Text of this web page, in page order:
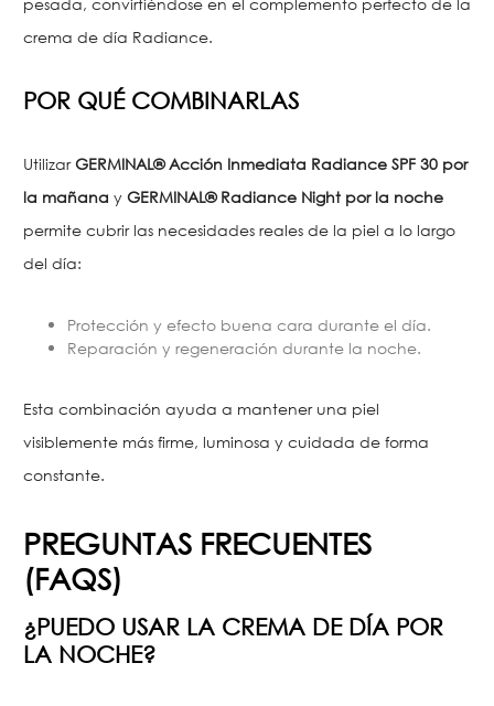
crema de día Radiance.
POR QUÉ COMBINARLAS
UtilizarGERMINAL® Acción Inmediata Radiance SPF 30 por
la mañana y GERMINAL® Radiance Night por la noche
permite cubrir las necesidades reales de la piel a lo largo
del día:
Protección y efecto buena cara durante el día.
Reparación y regeneración durante la noche.
Esta combinación ayuda a mantener una piel
visiblemente más firme, luminosa y cuidada de forma
constante.
PREGUNTAS FRECUENTES
(FAQS)
¿PUEDO USAR LA CREMA DE DÍA POR
LA NOCHE?